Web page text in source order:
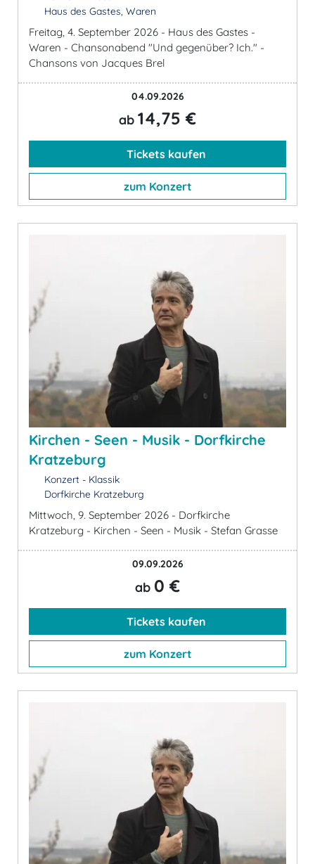
Haus des Gastes, Waren
Freitag, 4. September 2026 - Haus des Gastes -
Waren - Chansonabend "Und gegenüber? Ich." -
Chansons von Jacques Brel
04.09.2026
ab 14,75 €
Tickets kaufen
zum Konzert
Kirchen - Seen - Musik - Dorfkirche
Kratzeburg
Konzert - Klassik
Dorfkirche Kratzeburg
Mittwoch, 9. September 2026 - Dorfkirche
Kratzeburg - Kirchen - Seen - Musik - Stefan Grasse
09.09.2026
ab 0 €
Tickets kaufen
zum Konzert